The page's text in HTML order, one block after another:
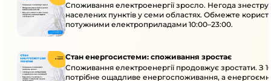
Споживання електроенергії зросло. Негода
населених пунктів у семи областях. Обмежте
потужними електроприладами 10:00–23:00.
Стан енергосистеми: споживання зростає
Споживання електроенергії продовжує зростати. З
потрібне ощадливе енергоспоживання, а